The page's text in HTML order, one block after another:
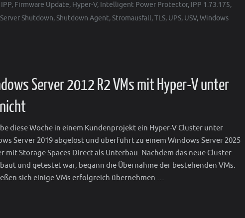
, Firmware Update, Hyper-V, Intelligent Power Protector, IPP 1.73.175,
Server Shutdown, Shutdown Agent, Stromausfall,TLS, UPS, USV,Windows
Server 2012 R2 VMs mit Hyper-V unter
diese Woche in einem Kundenprojekt ein Hyper-V Cluster unter
Server 2019 abgelöst und überführt zu einem Windows Server 2025
mit Storage Spaces Direct als Unterbau. Nachdem das neue Cluster
und getestet war, begann die Übernahme der bestehenden VMs.
sich einige VMs erfolgreich übernehmen …